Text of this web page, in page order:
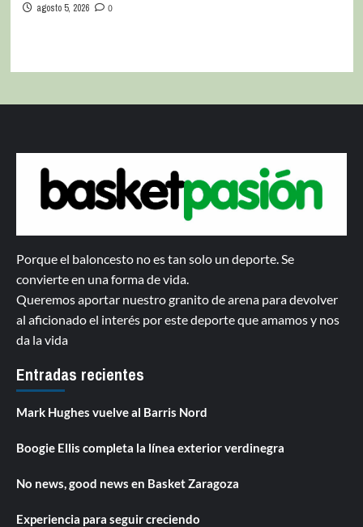
agosto 5, 2026 0
Porque el baloncesto no es tan solo un deporte. Se
convierte en una forma de vida.
Queremos aportar nuestro granito de arena para devolver
al aficionado el interés por este deporte que amamos y nos
da la vida
Entradas recientes
Mark Hughes vuelve al Barris Nord
Boogie Ellis completa la línea exterior verdinegra
No news, good news en Basket Zaragoza
Experiencia para seguir creciendo